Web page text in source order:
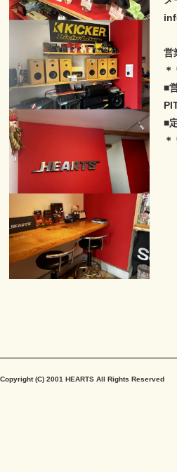
営
■
■
Copyright (C) 2001 HEARTS All Rights Reserved